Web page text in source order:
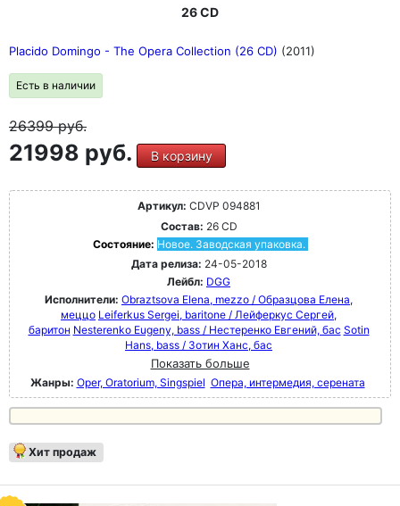
26 CD
Placido Domingo - The Opera Collection (26 CD) (2011)
Есть в наличии
26399руб.
21998 руб. В корзину
Артикул: CDVP 094881
Состав: 26 CD
Состояние: Новое. Заводская упаковка.
Дата релиза: 24-05-2018
Лейбл: DGG
Исполнители: Obraztsova Elena, mezzo / Образцова Елена,
меццо Leiferkus Sergei, baritone / Лейферкус Сергей,
баритон Nesterenko Eugeny, bass / Нестеренко Евгений, бас Sotin
Hans, bass / Зотин Ханс, бас
Показать больше
Жанры: Oper, Oratorium, Singspiel Опера, интермедия, серената
Хит продаж